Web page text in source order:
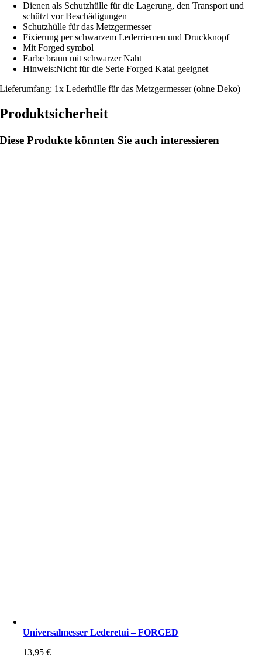
Dienen als Schutzhülle für die Lagerung, den Transport und
schützt vor Beschädigungen
Schutzhülle für das Metzgermesser
Fixierung per schwarzem Lederriemen und Druckknopf
Mit Forged symbol
Farbe braun mit schwarzer Naht
Hinweis:Nicht für die Serie Forged Katai geeignet
Lieferumfang: 1x Lederhülle für das Metzgermesser (ohne Deko)
Produktsicherheit
Diese Produkte könnten Sie auch interessieren
Universalmesser Lederetui – FORGED
13,95€